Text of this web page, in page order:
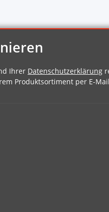
Ihrer Datenschutzerklärung
Produktsortiment per E-